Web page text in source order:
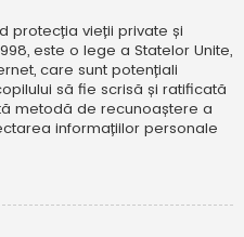
protecția vieții private și
este o lege a Statelor Unite,
care sunt potențiali
să fie scrisă și ratificată
metodă de recunoaștere a
informațiilor personale